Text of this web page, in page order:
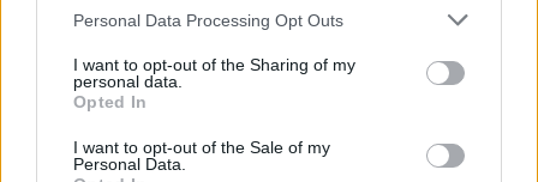
Personal Data Processing Opt Outs
I want to opt-out of the Sharing of my
personal data.
Opted In
I want to opt-out of the Sale of my
Personal Data.